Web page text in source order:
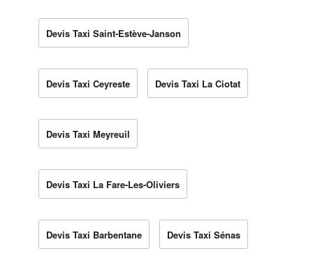
Devis Taxi Saint-Estève-Janson
Devis Taxi Ceyreste Devis Taxi La Ciotat
Devis Taxi Meyreuil
Devis Taxi La Fare-Les-Oliviers
Devis Taxi Barbentane Devis Taxi Sénas